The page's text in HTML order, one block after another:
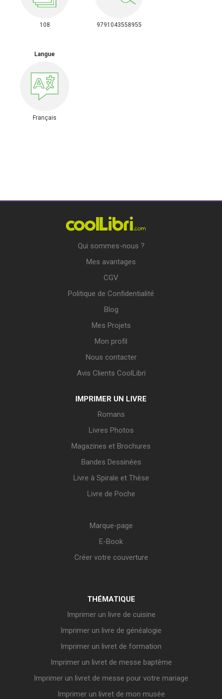
108 9791043558955
Langue
Français
Qui sommes-nous ?
Mes avantages
CGV
Politique de Confidentialité
Blog
Mes Projets
Mon profil
Nous contacter
Avis Clients CoolLibri
IMPRIMER UN LIVRE
Romans
Livres Photos
Magazines et Brochures
Bandes Dessinées
Livre à Spirale et Thèse
Livre de Poche
Marque-page
E-Book
Créer votre couverture
THÉMATIQUE
Imprimer un livre de cuisine
Imprimer un livre de généalogie
Imprimer un livret de formation
Imprimer un livret de messe baptême
Imprimer un livret de messe pour votre mariage
Imprimer un livret de mon musée